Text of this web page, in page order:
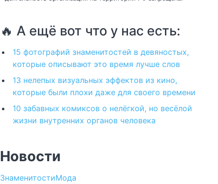
🔥 А ещё вот что у нас есть:
15 фотографий знаменитостей в девяностых,
которые описывают это время лучше слов
13 нелепых визуальных эффектов из кино,
которые были плохи даже для своего времени
10 забавных комиксов о нелёгкой, но весёлой
жизни внутренних органов человека
Новости
ЗнаменитостиМода